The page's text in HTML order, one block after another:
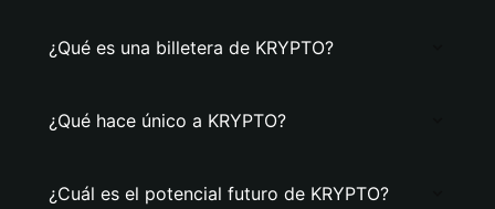
¿Qué es una billetera de KRYPTO?
¿Qué hace único a KRYPTO?
¿Cuál es el potencial futuro de KRYPTO?